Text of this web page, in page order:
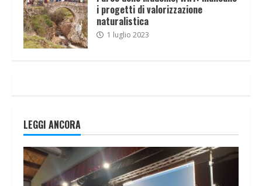
i progetti di valorizzazione
naturalistica
1 luglio 2023
LEGGI ANCORA